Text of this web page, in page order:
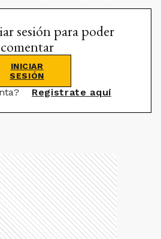
sesión para poder
comentar
INICIAR
SESIÓN
Registrate aquí